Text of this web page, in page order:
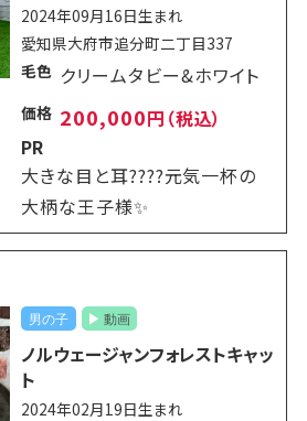
2024年09月16日生まれ
愛知県大府市追分町二丁目337
毛色 クリームタビー&ホワイト
価格 200,000円（税込）
PR
大きな目と耳????元気一杯の
大柄な王子様✨
ノルウェージャンフォレストキャッ
ト
2024年02月19日生まれ